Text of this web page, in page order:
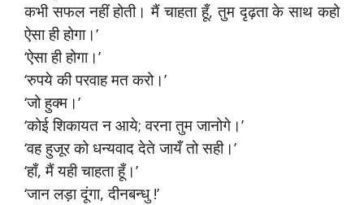
कभी सफल नहीं होती। मैं चाहता हूँ, तुम दृढ़ता के साथ कहो
ऐसा ही होगा।’
‘ऐसा ही होगा।’
‘रुपये की परवाह मत करो।’
‘जो हुक्म।’
‘कोई शिकायत न आये; वरना तुम जानोगे।’
‘वह हुजूर को धन्यवाद देते जायँ तो सही।’
‘हाँ, मैं यही चाहता हूँ।’
‘जान लड़ा दूंगा, दीनबन्धु !’